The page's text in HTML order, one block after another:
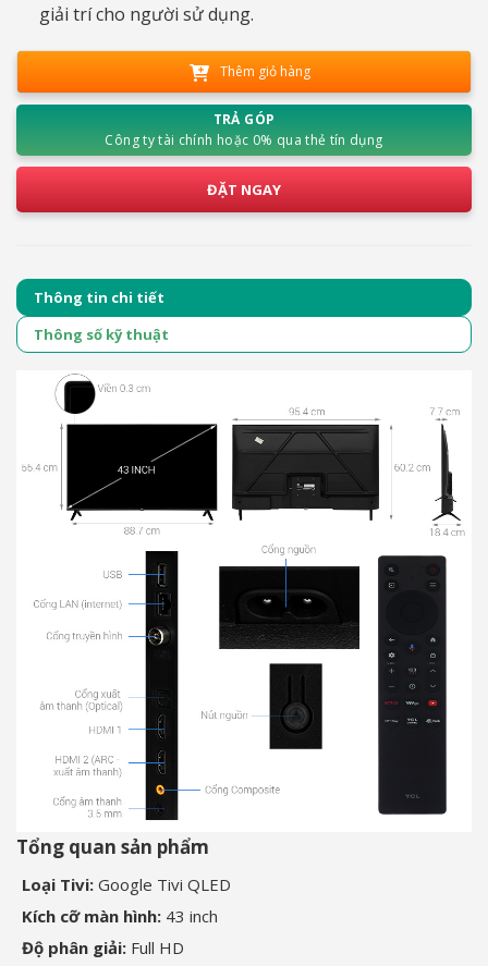
giải trí cho người sử dụng.
Thêm giỏ hàng
TRẢ GÓP
Công ty tài chính hoặc 0% qua thẻ tín dụng
ĐẶT NGAY
Thông tin chi tiết
Thông số kỹ thuật
Tổng quan sản phẩm
Loại Tivi: Google Tivi QLED
Kích cỡ màn hình: 43 inch
Độ phân giải: Full HD